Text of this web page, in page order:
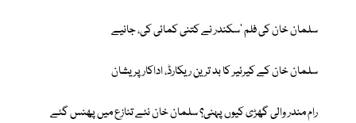
سلمان خان کی فلم ’سکندر نے کتنی کمائی کی، جانیے
سلمان خان کے کیرئیر کا بد ترین ریکارڈ، اداکار پریشان
رام مندر والی گھڑی کیوں پہنی؟ سلمان خان نئے تنازع میں پھنس گئے